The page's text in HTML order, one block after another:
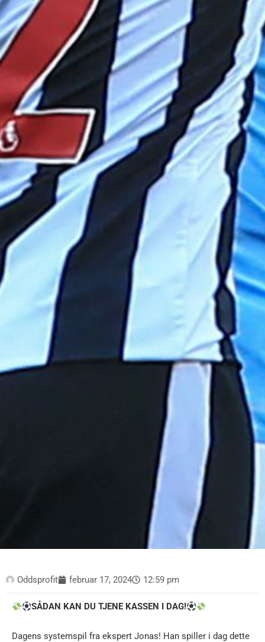
Oddsprofit februar 17, 2024 12:59 pm
SÅDAN KAN DU TJENE KASSEN I DAG!
Dagens systemspil fra ekspert Jonas! Han spiller i dag dette